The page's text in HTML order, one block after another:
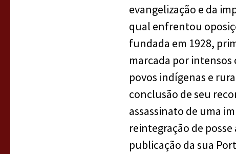
evangelização e da
qual enfrentou
fundada em 1928,
marcada por
povos indígenas e
conclusão de seu
assassinato de uma
reintegração de
publicação da sua